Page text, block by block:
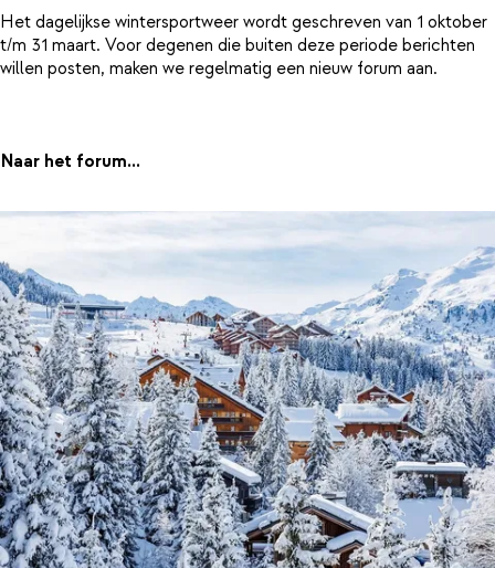
Het dagelijkse wintersportweer wordt geschreven van 1 oktober
t/m 31 maart. Voor degenen die buiten deze periode berichten
willen posten, maken we regelmatig een nieuw forum aan.
Naar het forum...